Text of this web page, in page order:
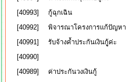
[40993]
กู้ฉุกเฉิน
[40992]
พิจารณาโครงการแก้ปัญห
[40991]
รับจ้างค้ำประกันเงินกูู้ค่ะ
[40990]
[40989]
ค่าประกันวงเงินกู้